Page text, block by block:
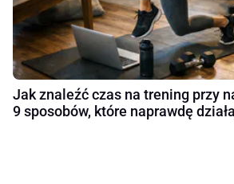
Jak znaleźć czas na trening przy
9 sposobów, które naprawdę